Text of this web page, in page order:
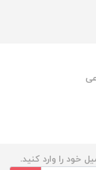
خود را وارد کنید.